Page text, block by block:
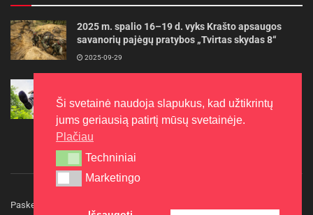
2025 m. spalio 16–19 d. vyks Krašto apsaugos
savanorių pajėgų pratybos „Tvirtas skydas 8“
2025-09-29
ilgiau
2022-06-27
Paskelbkite naujieną
Ši svetainė naudoja slapukus, kad užtikrintų
jums geriausią patirtį mūsų svetainėje.
Plačiau
Techniniai
Techniniai
Marketingo
Marketingo